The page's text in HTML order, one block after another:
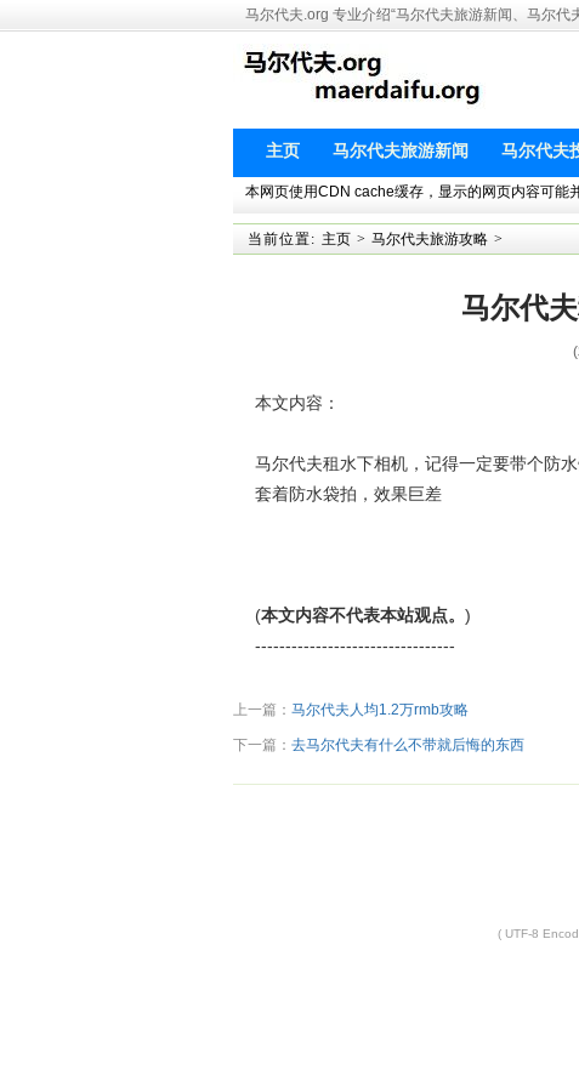
马尔代夫.org 专业介绍“马尔代夫旅游新闻、马尔
主页 马尔代夫旅游新闻 马尔代夫
本网页使用CDN cache缓存，显示的网页内容可
当前位置: 主页 > 马尔代夫旅游攻略 >
马尔代
本文内容：
马尔代夫租水下相机，记得一定要带个防
套着防水袋拍，效果巨差
(本文内容不代表本站观点。 )
---------------------------------
上一篇： 马尔代夫人均1.2万rmb攻略
下一篇： 去马尔代夫有什么不带就后悔的东西
( UTF-8